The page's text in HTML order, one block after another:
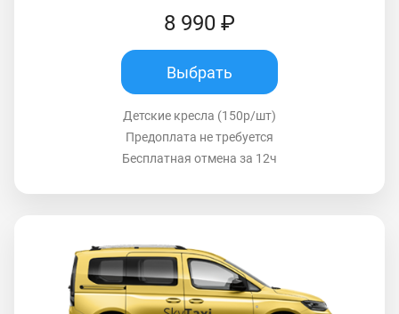
8 990 ₽
Выбрать
Детские кресла (150р/шт)
Предоплата не требуется
Бесплатная отмена за 12ч